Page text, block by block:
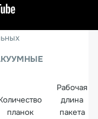
планок
Рабочая
длина
пакета